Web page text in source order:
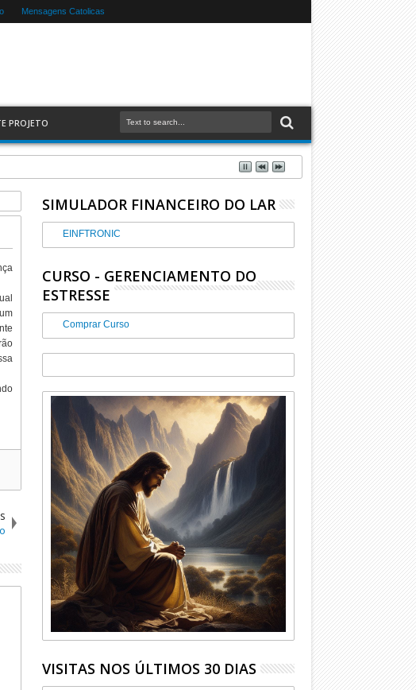
Mensagens Catolicas
PROJETO
SIMULADOR FINANCEIRO DO LAR
EINFTRONIC
CURSO - GERENCIAMENTO DO
ESTRESSE
Comprar Curso
VISITAS NOS ÚLTIMOS 30 DIAS